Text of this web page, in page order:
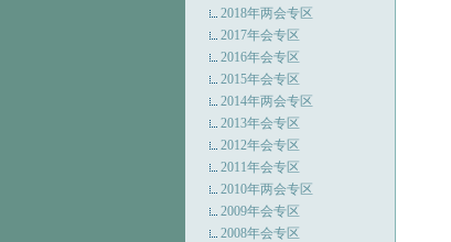
2018年两会专区
2017年会专区
2016年会专区
2015年会专区
2014年两会专区
2013年会专区
2012年会专区
2011年会专区
2010年两会专区
2009年会专区
2008年会专区